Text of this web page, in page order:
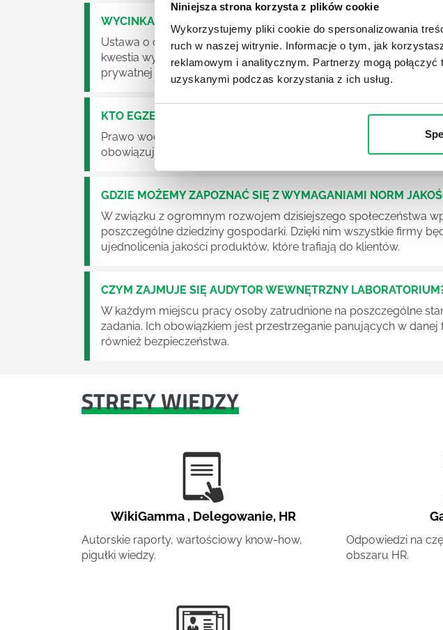
Niniejsza strona korzysta z plików cookie
Wykorzystujemy pliki cookie do spersonalizowania
ruch w naszej witrynie. Informacje o tym, jak
reklamowym i analitycznym. Partnerzy mogą
uzyskanymi podczas korzystania z ich usług.
WYCINKA DRZEW A USTAWA O OCHRONIE ŚRODOWISKA - CO
Ustawa o ochronie środowiska obowiązuje każdego z nas – bez
kwestia wycinki drzew. Czy taka wycinka drzew musi być
prywatnej posesji można wyciąć cokolwiek?
KTO EGZEKWUJE PRAWO WODNE?
Prawo wodne to dość skomplikowane prawo w ustawodawstwie
obowiązuje? Jak wygląda egzekwowanie prawa wodnego? Na
GDZIE MOŻEMY ZAPOZNAĆ SIĘ Z WYMAGANIAMI NORM
W związku z ogromnym rozwojem dzisiejszego społeczeństwa
poszczególne dziedziny gospodarki. Dzięki nim wszystkie firmy
ujednolicenia jakości produktów, które trafiają do klientów.
CZYM ZAJMUJE SIĘ AUDYTOR WEWNĘTRZNY
W każdym miejscu pracy osoby zatrudnione na poszczególne
zadania. Ich obowiązkiem jest przestrzeganie panujących w
również bezpieczeństwa.
STREFY WIEDZY
WikiGamma , Delegowanie, HR
Autorskie raporty, wartościowy know-how,
pigułki wiedzy.
Odpowiedzi na
obszaru HR.